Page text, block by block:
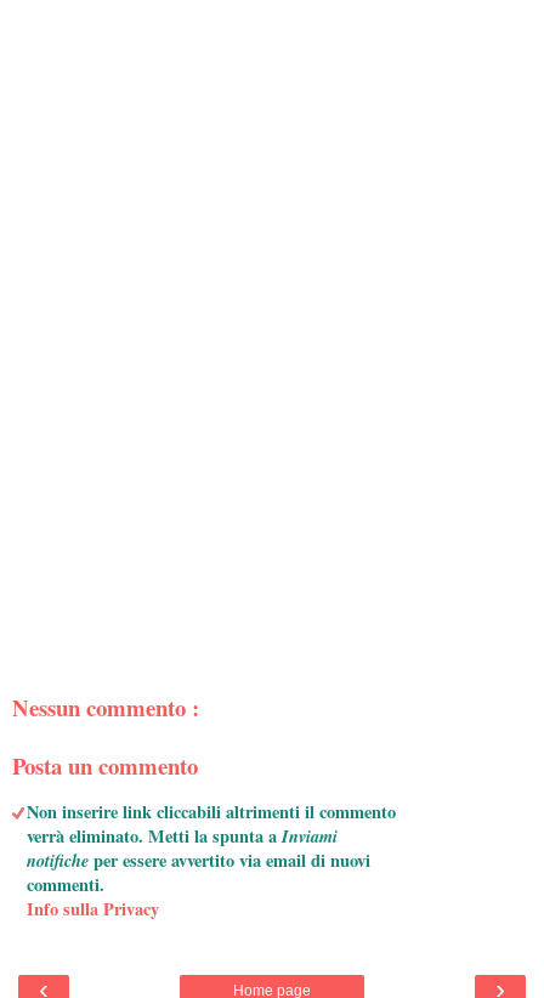
Nessun commento :
Posta un commento
Non inserire link cliccabili altrimenti il commento
verrà eliminato. Metti la spunta aInviami
notificheper essere avvertito via email di nuovi
commenti.
Info sulla Privacy
‹ ›
Home page